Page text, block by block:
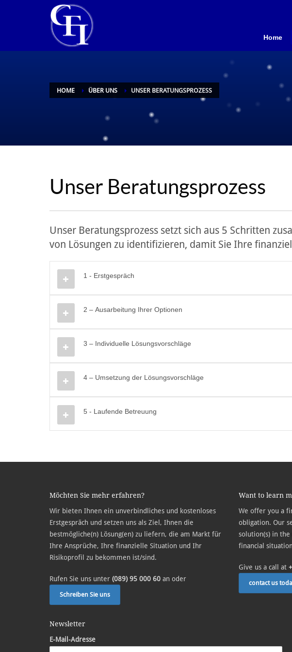
Home
HOME ÜBER UNS UNSER BERATUNGSPROZESS
Unser Beratungsprozess
Unser Beratungsprozess setzt sich aus 5 Schritten
von Lösungen zu identifizieren, damit Sie Ihre
1 - Erstgespräch
2 – Ausarbeitung Ihrer Optionen
3 – Individuelle Lösungsvorschläge
4 – Umsetzung der Lösungsvorschläge
5 - Laufende Betreuung
Möchten Sie mehr erfahren?
Wir bieten Ihnen ein unverbindliches und kostenloses
Erstgespräch und setzen uns als Ziel, Ihnen die
bestmögliche(n) Lösung(en) zu liefern, die am Markt für
Ihre Ansprüche, Ihre finanzielle Situation und Ihr
Risikoprofil zu bekommen ist/sind.
Rufen Sie uns unter (089) 95 000 60 an oder
Schreiben Sie uns
Want to learn
We offer you a
obligation. Our
solution(s) in
financial
Give us a call at
contact us
Newsletter
E-Mail-Adresse